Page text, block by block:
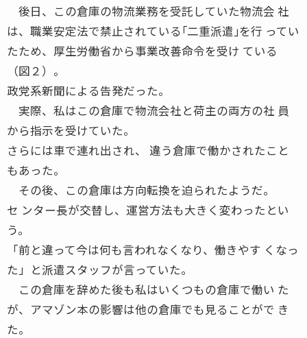
後日、この倉庫の物流業務を受託していた物流会 社
は、職業安定法で禁止されている｢二重派遣｣を行 ってい
たため、厚生労働省から事業改善命令を受け ている
（図２）。
政党系新聞による告発だった。
実際、私はこの倉庫で物流会社と荷主の両方の社 員
から指示を受けていた。
さらには車で連れ出され、 違う倉庫で働かされたこと
もあった。
その後、この倉庫は方向転換を迫られたようだ。
セ ンター長が交替し、運営方法も大きく変わったとい
う。
「前と違って今は何も言われなくなり、働きやす くなっ
た」と派遣スタッフが言っていた。
この倉庫を辞めた後も私はいくつもの倉庫で働い た
が、アマゾン本の影響は他の倉庫でも見ることがで き
た。